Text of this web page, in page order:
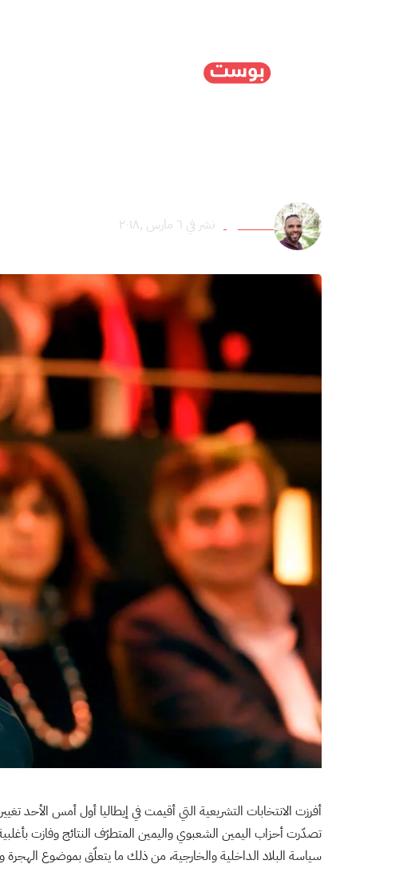
عائد عميرة نشر في ٦ مارس ,٢٠١٨
أفرزت الانتخابات التشريعية التي أقيمت في إيطاليا أول أمس الأحد
تصدّرت أحزاب اليمين الشعبوي واليمين المتطرّف النتائج وفازت
سياسة البلاد الداخلية والخارجية، من ذلك ما يتعلّق بموضوع الهجرة